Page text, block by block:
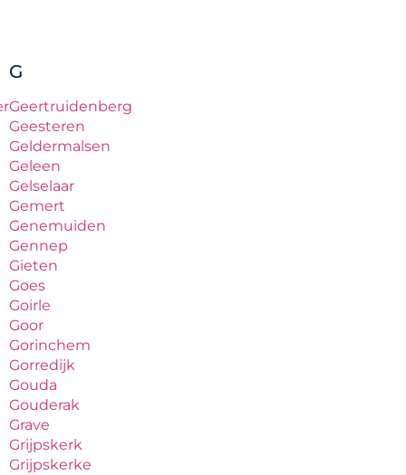
G
Geertruidenberg
Geesteren
Geldermalsen
Geleen
Gelselaar
Gemert
Genemuiden
Gennep
Gieten
Goes
Goirle
Goor
Gorinchem
Gorredijk
Gouda
Gouderak
Grave
Grijpskerk
Grijpskerke